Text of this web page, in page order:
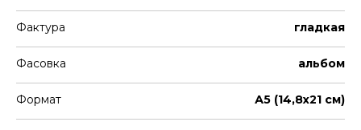
Фактура гладкая
Фасовка альбом
Формат А5 (14,8х21 см)